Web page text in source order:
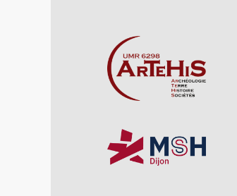
Affiliations/partenaires